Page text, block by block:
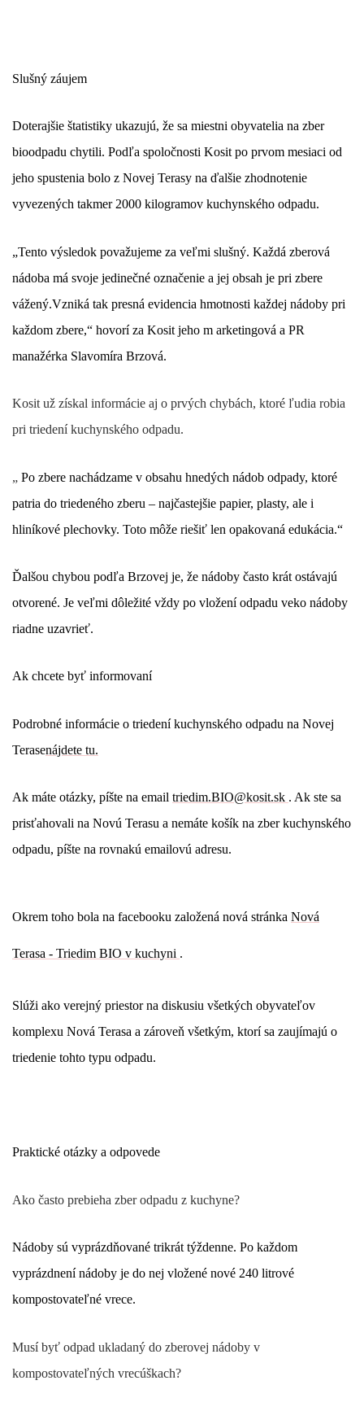
Slušný záujem
Doterajšie štatistiky ukazujú, že sa miestni obyvatelia na zber
bioodpadu chytili. Podľa spoločnosti Kosit po prvom mesiaci od
jeho spustenia bolo z Novej Terasy na ďalšie zhodnotenie
vyvezených takmer 2000 kilogramov kuchynského odpadu.
„Tento výsledok považujeme za veľmi slušný. Každá zberová
nádoba má svoje jedinečné označenie a jej obsah je pri zbere
vážený.Vzniká tak presná evidencia hmotnosti každej nádoby pri
každom zbere,“ hovorí za Kosit jeho m arketingová a PR
manažérka Slavomíra Brzová.
Kosit už získal informácie aj o prvých chybách, ktoré ľudia robia
pri triedení kuchynského odpadu.
„ Po zbere nachádzame v obsahu hnedých nádob odpady, ktoré
patria do triedeného zberu – najčastejšie papier, plasty, ale i
hliníkové plechovky. Toto môže riešiť len opakovaná edukácia.“
Ďalšou chybou podľa Brzovej je, že nádoby často krát ostávajú
otvorené. Je veľmi dôležité vždy po vložení odpadu veko nádoby
riadne uzavrieť.
Ak chcete byť informovaní
Podrobné informácie o triedení kuchynského odpadu na Novej
Terasenájdete tu.
Ak máte otázky, píšte na email triedim.BIO@kosit.sk . Ak ste sa
prisťahovali na Novú Terasu a nemáte košík na zber kuchynského
odpadu, píšte na rovnakú emailovú adresu.
Okrem toho bola na facebooku založená nová stránka Nová
Terasa - Triedim BIO v kuchyni .
Slúži ako verejný priestor na diskusiu všetkých obyvateľov
komplexu Nová Terasa a zároveň všetkým, ktorí sa zaujímajú o
triedenie tohto typu odpadu.
Praktické otázky a odpovede
Ako často prebieha zber odpadu z kuchyne?
Nádoby sú vyprázdňované trikrát týždenne. Po každom
vyprázdnení nádoby je do nej vložené nové 240 litrové
kompostovateľné vrece.
Musí byť odpad ukladaný do zberovej nádoby v
kompostovateľných vrecúškach?